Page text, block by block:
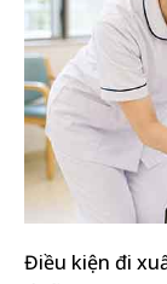
Điều kiện đi